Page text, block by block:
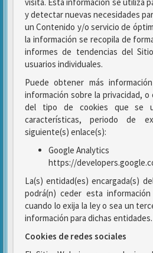
y detectar nuevas necesidades
un Contenido y/o servicio de
la información se recopila de
informes de tendencias del
usuarios individuales.
Puede obtener más
información sobre la privacidad,
del tipo de cookies que se
características, periodo de
siguiente(s) enlace(s):
Google Analytics
https://
La(s) entidad(es) encargada(s)
podrá(n) ceder esta
cuando lo exija la ley o sea un
información para dichas entidades.
Cookies de redes sociales